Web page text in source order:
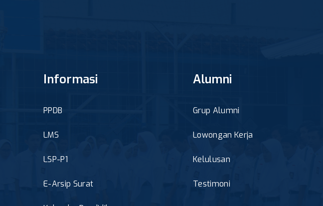
Informasi
PPDB
LMS
LSP-P1
E-Arsip Surat
Alumni
Grup Alumni
Lowongan Kerja
Kelulusan
Testimoni